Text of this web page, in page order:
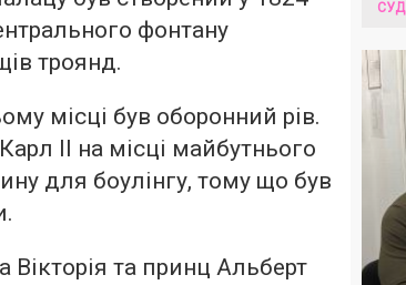
фонтану
троянд.
місці був оборонний рів.
II на місці майбутнього
для боулінгу, тому що був
Вікторія та принц Альберт
СУД